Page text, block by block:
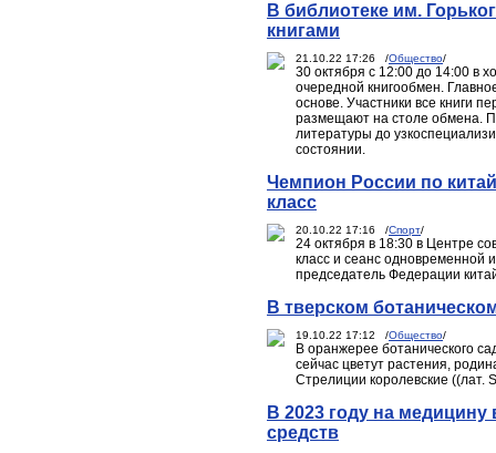
В библиотеке им.
книгами
21.10.22 17:26 /Общество/
30 октября с 12:00 до 14:00 в
очередной книгообмен.
основе. Участники все книги
размещают на столе обмена.
литературы до
состоянии.
Чемпион России по
класс
20.10.22 17:16 /Спорт/
24 октября в 18:30 в Центре
класс и сеанс одновременной
председатель Федерации
В тверском
19.10.22 17:12 /Общество/
В оранжерее ботанического
сейчас цветут растения,
Стрелиции королевские ((лат.
В 2023 году на
средств